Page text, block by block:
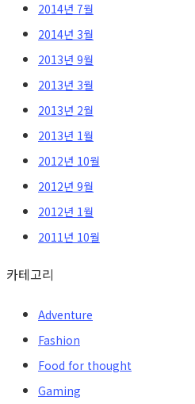
2014년 7월
2014년 3월
2013년 9월
2013년 3월
2013년 2월
2013년 1월
2012년 10월
2012년 9월
2012년 1월
2011년 10월
카테고리
Adventure
Fashion
Food for thought
Gaming